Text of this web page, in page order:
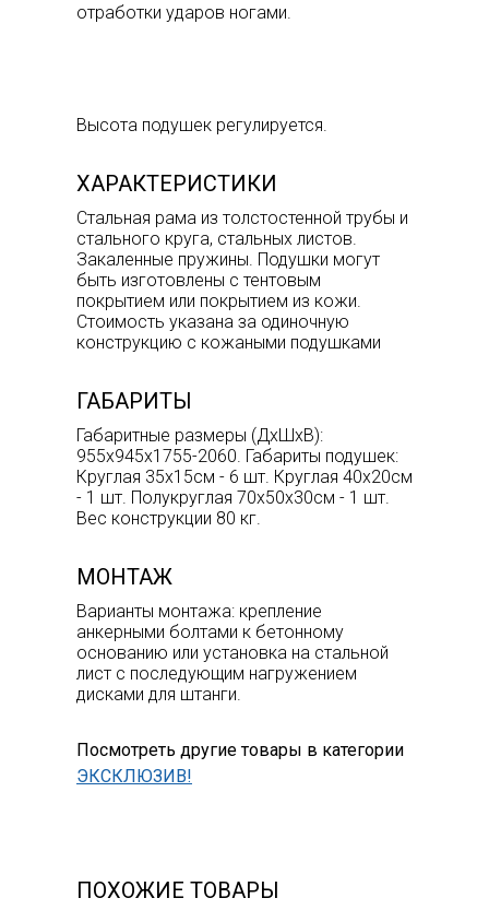
отработки ударов ногами.
Высота подушек регулируется.
ХАРАКТЕРИСТИКИ
Стальная рама из толстостенной трубы и
стального круга, стальных листов.
Закаленные пружины. Подушки могут
быть изготовлены с тентовым
покрытием или покрытием из кожи.
Стоимость указана за одиночную
конструкцию с кожаными подушками
ГАБАРИТЫ
Габаритные размеры (ДхШхВ):
955х945х1755-2060. Габариты подушек:
Круглая 35х15см - 6 шт. Круглая 40х20см
- 1 шт. Полукруглая 70х50х30см - 1 шт.
Вес конструкции 80 кг.
МОНТАЖ
Варианты монтажа: крепление
анкерными болтами к бетонному
основанию или установка на стальной
лист с последующим нагружением
дисками для штанги.
Посмотреть другие товары в категории
ЭКСКЛЮЗИВ!
ПОХОЖИЕ ТОВАРЫ